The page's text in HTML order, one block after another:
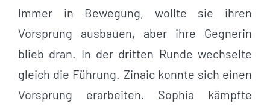
Immer in Bewegung, wollte sie ihren
Vorsprung ausbauen, aber ihre Gegnerin
blieb dran. In der dritten Runde wechselte
gleich die Führung. Zinaic konnte sich einen
Vorsprung erarbeiten. Sophia kämpfte